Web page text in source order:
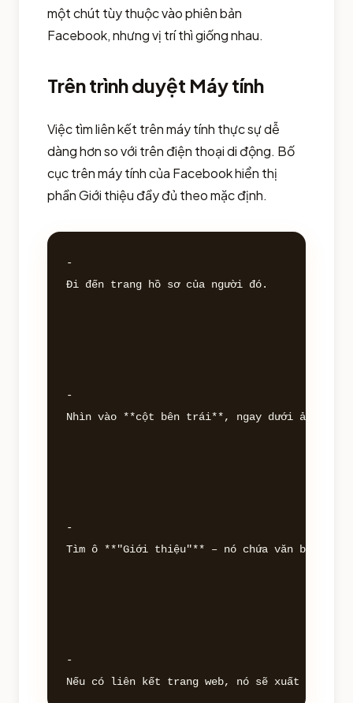
một chút tùy thuộc vào phiên bản
Facebook, nhưng vị trí thì giống nhau.
Trên trình duyệt Máy tính
Việc tìm liên kết trên máy tính thực sự dễ
dàng hơn so với trên điện thoại di động. Bố
cục trên máy tính của Facebook hiển thị
phần Giới thiệu đầy đủ theo mặc định.
-
Đi đến trang hồ sơ của người đó.
-
Nhìn vào **cột bên trái**, ngay dưới ảnh hồ
-
Tìm ô **"Giới thiệu"** – nó chứa văn bản tiểu
-